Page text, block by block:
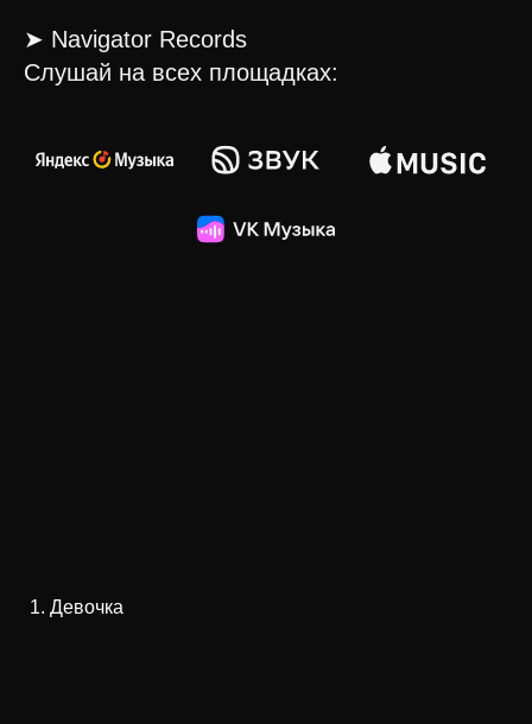
➤ Navigator Records
Слушай на всех площадках:
Девочка